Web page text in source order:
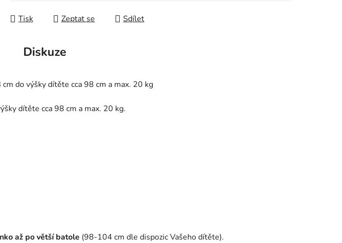
Tisk Zeptat se Sdílet
Diskuze
do výšky dítěte cca 98 cm a max. 20 kg
dítěte cca 98 cm a max. 20 kg.
až po větší batole (98-104 cm dle dispozic Vašeho dítěte).